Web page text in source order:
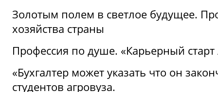
Золотым полем в светлое будущее.
хозяйства страны
Профессия по душе. «Карьерный
«Бухгалтер может указать что он
студентов агровуза.